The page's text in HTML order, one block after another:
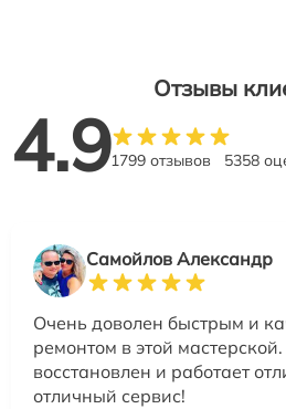
Отзывы
4.91799 отзывов 5358
Самойлов Александр
Очень доволен быстрым и
ремонтом в этой
восстановлен и работает
отличный сервис!